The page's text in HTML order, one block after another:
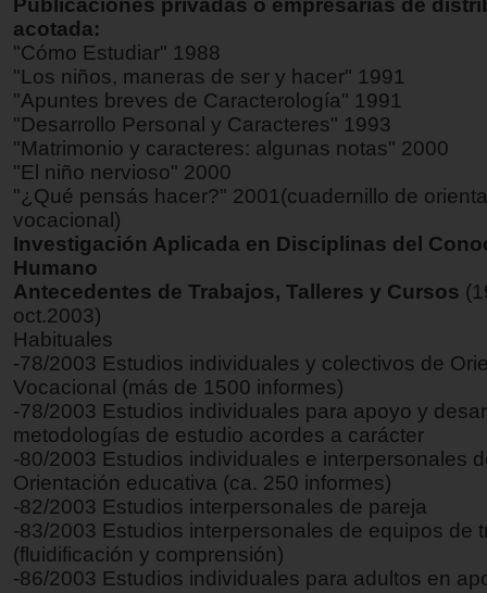
Publicaciones privadas o empresarias de
acotada:
"Cómo Estudiar" 1988
"Los niños, maneras de ser y hacer" 1991
"Apuntes breves de Caracterología" 1991
"Desarrollo Personal y Caracteres" 1993
"Matrimonio y caracteres: algunas notas" 2000
"El niño nervioso" 2000
"¿Qué pensás hacer?" 2001(cuadernillo de
vocacional)
Investigación Aplicada en Disciplinas del
Humano
Antecedentes de Trabajos, Talleres y Cursos
oct.2003)
Habituales
-78/2003 Estudios individuales y colectivos de
Vocacional (más de 1500 informes)
-78/2003 Estudios individuales para apoyo y
metodologías de estudio acordes a carácter
-80/2003 Estudios individuales e interpersonales
Orientación educativa (ca. 250 informes)
-82/2003 Estudios interpersonales de pareja
-83/2003 Estudios interpersonales de equipos de
(fluidificación y comprensión)
-86/2003 Estudios individuales para adultos en